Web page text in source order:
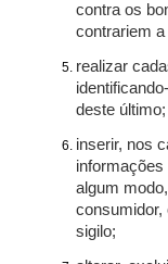
contra os
contrariem
realizar
deste último;
inserir, nos
informações
algum
consumidor,
sigilo;